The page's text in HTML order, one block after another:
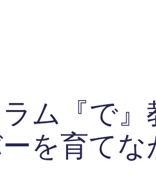
ム『で
を育て